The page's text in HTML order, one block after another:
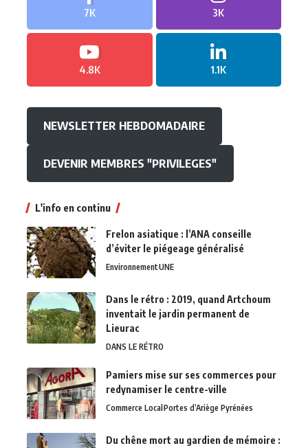
7K 3K
4.8K 1.1K
NEWSLETTER HEBDOMADAIRE
DEVENIR MEMBRES "PRIVILEGES"
L'info en continu
Frelon asiatique : l’ANA conseille
d’éviter le piégeage généralisé
EnvironnementUNE
Dans le rétro : 2019, quand Artchoum
inventait le jardin permanent de
Lieurac
DANS LE RÉTRO
Pamiers mise sur ses commerces pour
redynamiser le centre-ville
Commerce LocalPortes d’Ariège Pyrénées
Du chêne mort au gardien de mémoire :